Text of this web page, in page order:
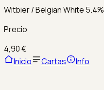
Witbier / Belgian White 5.4%
Precio
4,90 €
Inicio
Cartas Info